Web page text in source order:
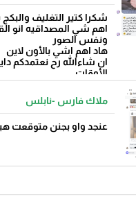
شكرا كتير التغليف
اهم شي المصداقيه انو
ونفس الصور
هاد اهم اشي بالأون لاين
ان شاءالله رح نعتمدكم
الأوقات
بتوفيق 🌼
ملاك فارس -نابلس
عنجد واو بجنن متوقعت